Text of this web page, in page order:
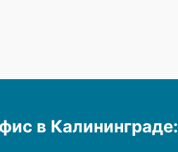
в Калининграде: